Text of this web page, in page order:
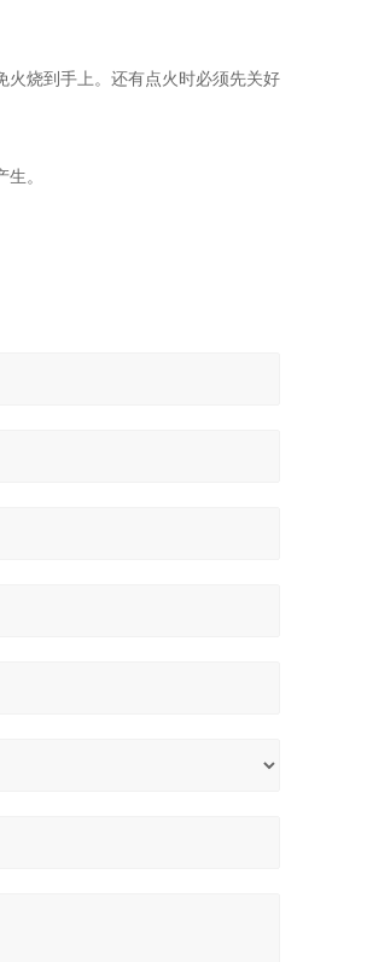
火烧到手上。还有点火时必须先关好
。